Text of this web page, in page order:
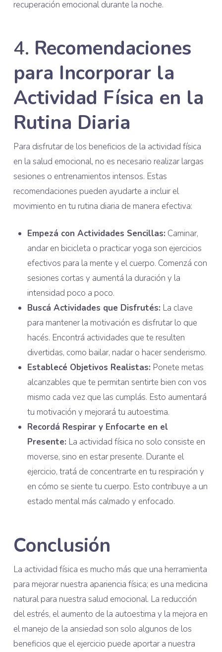
recuperación emocional durante la noche.
4. Recomendaciones
para Incorporar la
Actividad Física en la
Rutina Diaria
Para disfrutar de los beneficios de la actividad física
en la salud emocional, no es necesario realizar largas
sesiones o entrenamientos intensos. Estas
recomendaciones pueden ayudarte a incluir el
movimiento en tu rutina diaria de manera efectiva:
Empezá con Actividades Sencillas: Caminar,
andar en bicicleta o practicar yoga son ejercicios
efectivos para la mente y el cuerpo. Comenzá con
sesiones cortas y aumentá la duración y la
intensidad poco a poco.
Buscá Actividades que Disfrutés: La clave
para mantener la motivación es disfrutar lo que
hacés. Encontrá actividades que te resulten
divertidas, como bailar, nadar o hacer senderismo.
Establecé Objetivos Realistas: Ponete metas
alcanzables que te permitan sentirte bien con vos
mismo cada vez que las cumplás. Esto aumentará
tu motivación y mejorará tu autoestima.
Recordá Respirar y Enfocarte en el
Presente: La actividad física no solo consiste en
moverse, sino en estar presente. Durante el
ejercicio, tratá de concentrarte en tu respiración y
en cómo se siente tu cuerpo. Esto contribuye a un
estado mental más calmado y enfocado.
Conclusión
La actividad física es mucho más que una herramienta
para mejorar nuestra apariencia física; es una medicina
natural para nuestra salud emocional. La reducción
del estrés, el aumento de la autoestima y la mejora en
el manejo de la ansiedad son solo algunos de los
beneficios que el ejercicio puede aportar a nuestra